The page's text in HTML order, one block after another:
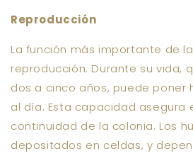
Reproducción
La función más importante de
reproducción. Durante su vida,
dos a cinco años, puede poner
al día. Esta capacidad asegura
continuidad de la colonia. Los
depositados en celdas, y